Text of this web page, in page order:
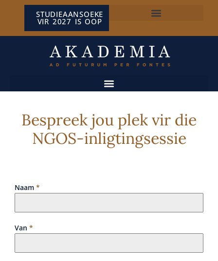
STUDIEAANSOEKE
VIR 2027 IS OOP
Bespreek jou plek vir die
NGOS-inligtingsessie
Naam *
Van *